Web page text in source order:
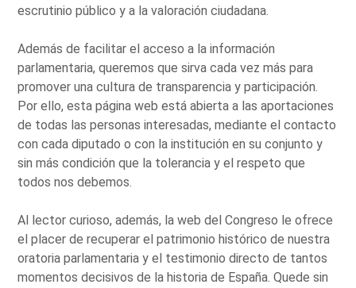
escrutinio público y a la valoración ciudadana.
Además de facilitar el acceso a la información
parlamentaria, queremos que sirva cada vez más para
promover una cultura de transparencia y participación.
Por ello, esta página web está abierta a las aportaciones
de todas las personas interesadas, mediante el contacto
con cada diputado o con la institución en su conjunto y
sin más condición que la tolerancia y el respeto que
todos nos debemos.
Al lector curioso, además, la web del Congreso le ofrece
el placer de recuperar el patrimonio histórico de nuestra
oratoria parlamentaria y el testimonio directo de tantos
momentos decisivos de la historia de España. Quede sin